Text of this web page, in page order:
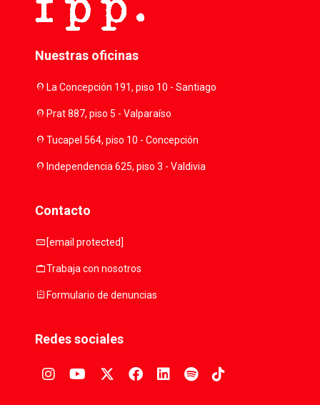
Nuestras oficinas
location_onLa Concepción 191, piso 10 - Santiago
location_onPrat 887, piso 5 - Valparaíso
location_onTucapel 564, piso 10 - Concepción
location_onIndependencia 625, piso 3 - Valdivia
Contacto
mail [email protected]
workTrabaja con nosotros
assignmentFormulario de denuncias
Redes sociales